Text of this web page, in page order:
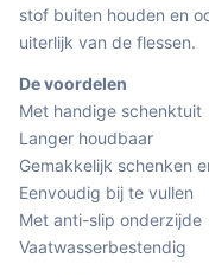
stof buiten houden en
uiterlijk van de flessen.
De voordelen
Met handige schenktuit
Langer houdbaar
Gemakkelijk schenken
Eenvoudig bij te vullen
Met anti-slip onderzijde
Vaatwasserbestendig